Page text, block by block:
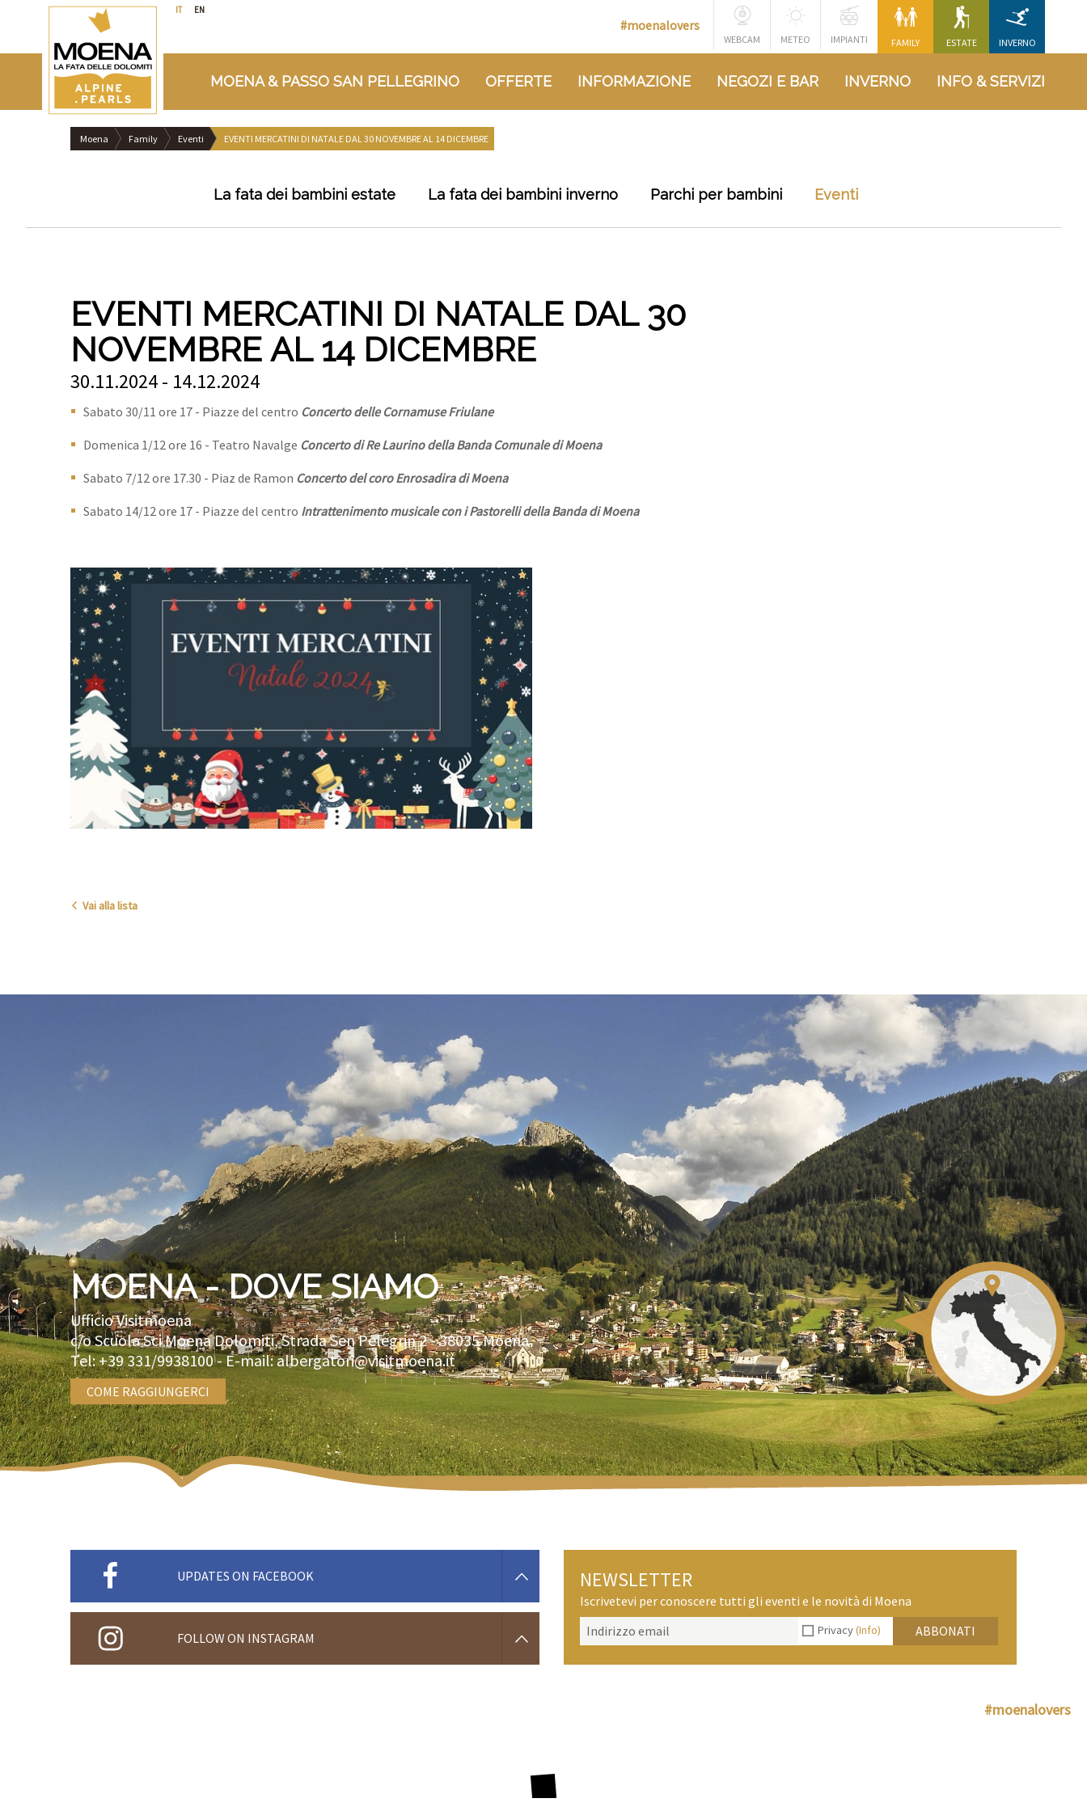
IT EN
FAMILY ESTATE INVERNO
WEBCAM METEO IMPIANTI
#moenalovers
MOENA & PASSO SAN PELLEGRINO OFFERTE INFORMAZIONE NEGOZI E BAR INVERNO INFO & SERVIZI
Moena Family Eventi EVENTI MERCATINI DI NATALE DAL 30 NOVEMBRE AL 14 DICEMBRE
La fata dei bambini estate La fata dei bambini inverno Parchi per bambini Eventi
EVENTI MERCATINI DI NATALE DAL 30
NOVEMBRE AL 14 DICEMBRE
30.11.2024 - 14.12.2024
Sabato 30/11 ore 17 - Piazze del centro Concerto delle Cornamuse Friulane
Domenica 1/12 ore 16 - Teatro Navalge Concerto di Re Laurino della Banda Comunale di Moena
Sabato 7/12 ore 17.30 - Piaz de Ramon Concerto del coro Enrosadira di Moena
Sabato 14/12 ore 17 - Piazze del centro Intrattenimento musicale con i Pastorelli della Banda di Moena
Vai alla lista
MOENA - DOVE SIAMO
Ufficio Visitmoena
c/o Scuola Sci Moena Dolomiti, Strada Sen Pelegrin 2 -38035Moena
Tel:+39 331/9938100- E-mail:albergatori@visitmoena.it
COME RAGGIUNGERCI
UPDATES ON FACEBOOK
FOLLOW ON INSTAGRAM
NEWSLETTER
Iscrivetevi per conoscere tutti gli eventi e le novità di Moena
Privacy(Info) ABBONATI
#moenalovers